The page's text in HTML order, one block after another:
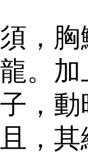
，
。
，
，